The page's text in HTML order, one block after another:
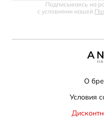
Подписываясь на
с условиями нашей
О
Условия